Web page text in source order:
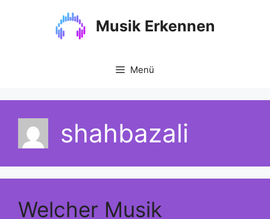
Musik Erkennen
Menü
shahbazali
Welcher Musik